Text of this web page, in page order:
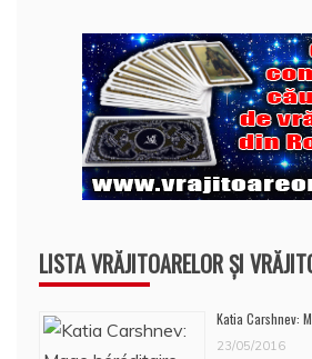
LISTA VRĂJITOARELOR ȘI
Katia Carshnev:
23/05/2016